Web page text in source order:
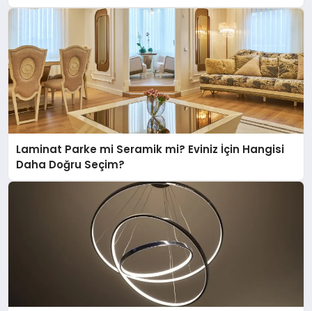
Laminat Parke mi Seramik mi? Eviniz İçin Hangisi
Daha Doğru Seçim?